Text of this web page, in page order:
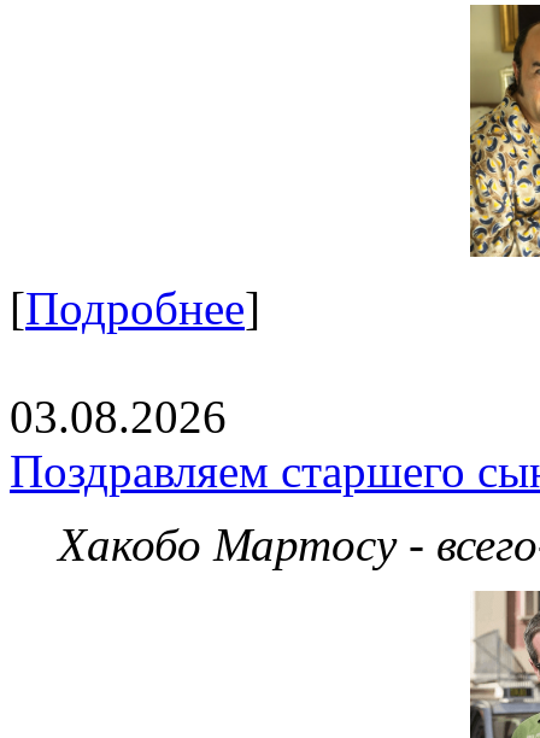
[Подробнее]
03.08.2026
Поздравляем старшего
Хакобо Мартосу -